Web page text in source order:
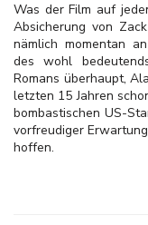
Was der Film auf
Absicherung von
nämlich momentan
des wohl
Romans überhaupt,
letzten 15 Jahren
bombastischen US-
vorfreudiger
hoffen.